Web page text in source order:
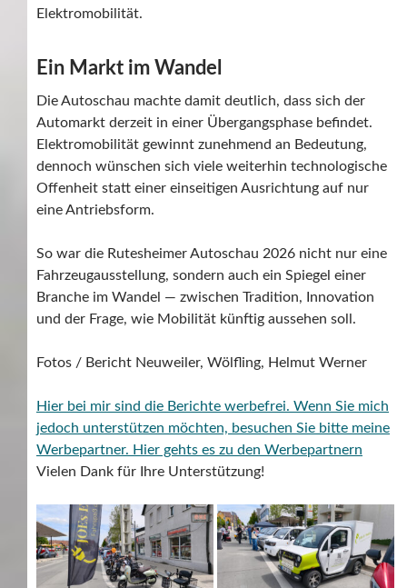
Elektromobilität.
Ein Markt im Wandel
Die Autoschau machte damit deutlich, dass sich der
Automarkt derzeit in einer Übergangsphase befindet.
Elektromobilität gewinnt zunehmend an Bedeutung,
dennoch wünschen sich viele weiterhin technologische
Offenheit statt einer einseitigen Ausrichtung auf nur
eine Antriebsform.
So war die Rutesheimer Autoschau 2026 nicht nur eine
Fahrzeugausstellung, sondern auch ein Spiegel einer
Branche im Wandel — zwischen Tradition, Innovation
und der Frage, wie Mobilität künftig aussehen soll.
Fotos / Bericht Neuweiler, Wölfling, Helmut Werner
Hier bei mir sind die Berichte werbefrei. Wenn Sie mich
jedoch unterstützen möchten, besuchen Sie bitte meine
Werbepartner. Hier gehts es zu den Werbepartnern
Vielen Dank für Ihre Unterstützung!